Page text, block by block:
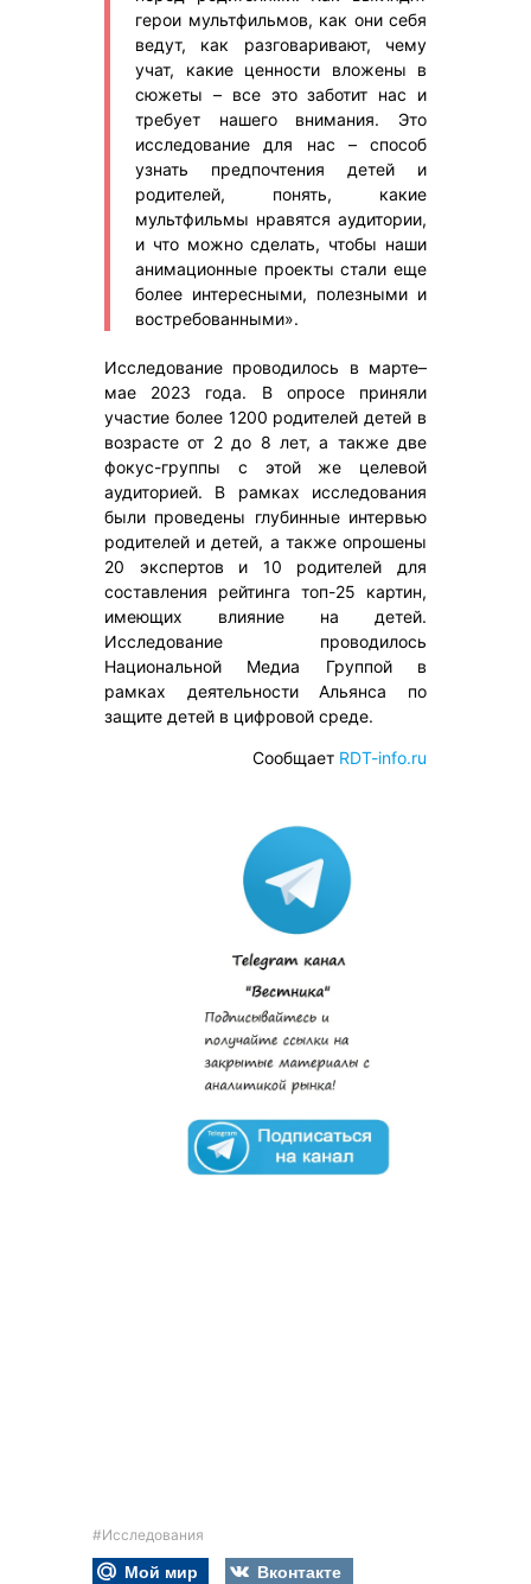
герои мультфильмов, как они себя
ведут, как разговаривают, чему
учат, какие ценности вложены в
сюжеты – все это заботит нас и
требует нашего внимания. Это
исследование для нас – способ
узнать предпочтения детей и
родителей, понять, какие
мультфильмы нравятся аудитории,
и что можно сделать, чтобы наши
анимационные проекты стали еще
более интересными, полезными и
востребованными».
Исследование проводилось в марте–
мае 2023 года. В опросе приняли
участие более 1200 родителей детей в
возрасте от 2 до 8 лет, а также две
фокус-группы с этой же целевой
аудиторией. В рамках исследования
были проведены глубинные интервью
родителей и детей, а также опрошены
20 экспертов и 10 родителей для
составления рейтинга топ-25 картин,
имеющих влияние на детей.
Исследование проводилось
Национальной Медиа Группой в
рамках деятельности Альянса по
защите детей в цифровой среде.
Сообщает RDT-info.ru
#Исследования
Мой мир
Вконтакте